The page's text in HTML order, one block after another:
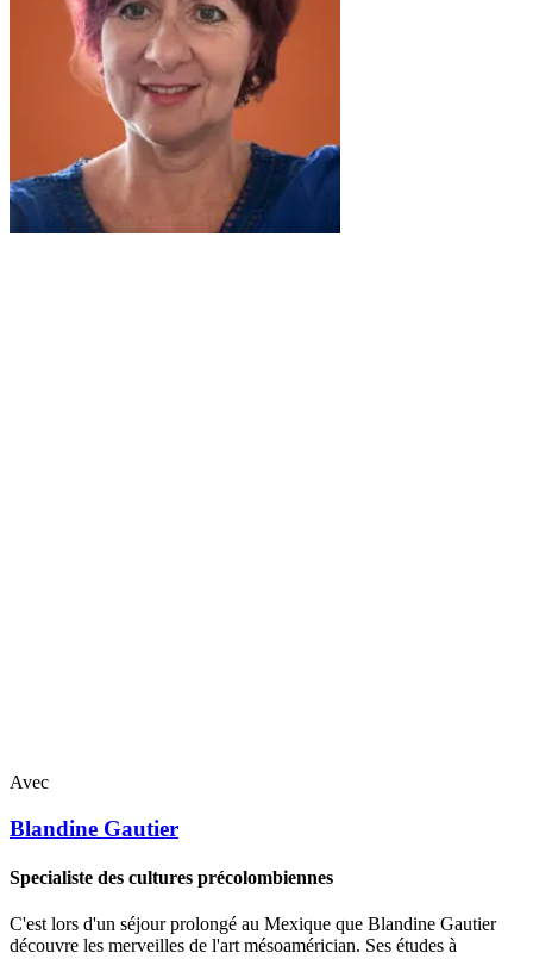
Avec
Blandine Gautier
Specialiste des cultures précolombiennes
C'est lors d'un séjour prolongé au Mexique que Blandine Gautier
découvre les merveilles de l'art mésoamérician. Ses études à